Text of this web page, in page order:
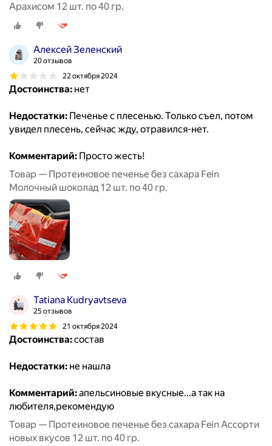
Арахисом 12 шт. по 40 гр.
Алексей Зеленский
20 отзывов
22 октября 2024
Достоинства: нет
Недостатки: Печенье с плесенью. Только съел, потом
увидел плесень, сейчас жду, отравился-нет.
Комментарий: Просто жесть!
Товар — Протеиновое печенье без сахара Fein
Молочный шоколад 12 шт. по 40 гр.
Tatiana Kudryavtseva
25 отзывов
21 октября 2024
Достоинства:состав
Недостатки: не нашла
Комментарий:апельсиновые вкусные...а так на
любителя,рекомендую
Товар — Протеиновое печенье без сахара Fein Ассорти
новых вкусов 12 шт. по 40 гр.